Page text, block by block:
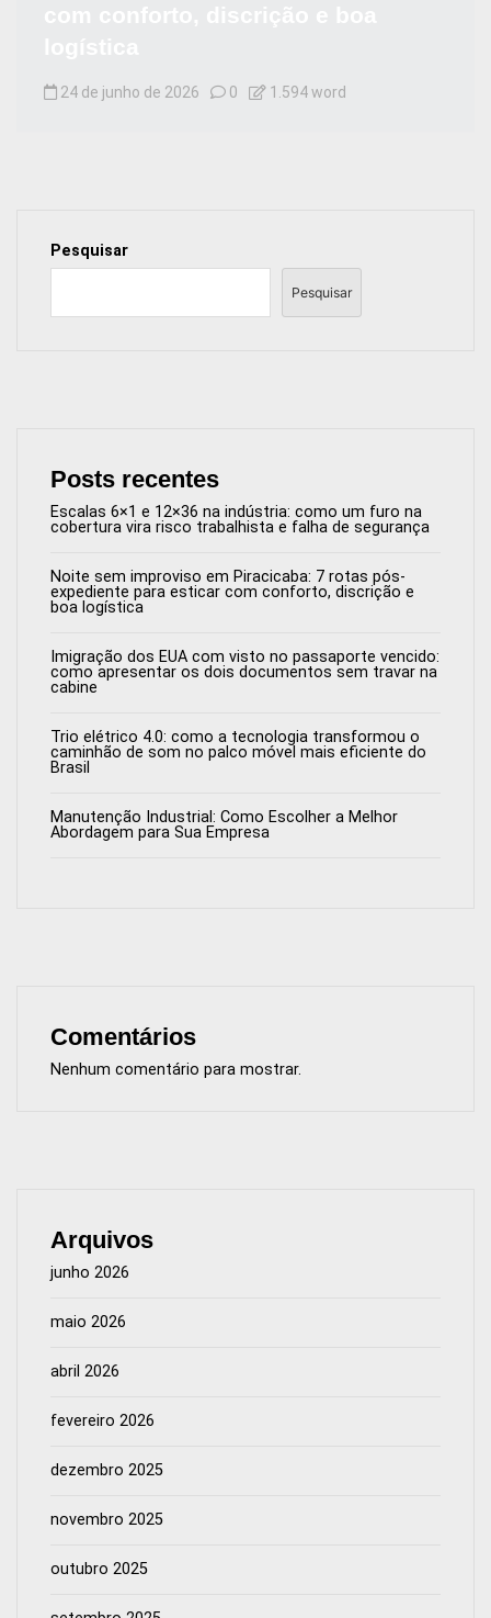
24 de junho de 2026 0 1.594 word
Pesquisar
Pesquisar
Posts recentes
Escalas 6×1 e 12×36 na indústria: como um furo na
cobertura vira risco trabalhista e falha de segurança
Noite sem improviso em Piracicaba: 7 rotas pós-
expediente para esticar com conforto, discrição e
boa logística
Imigração dos EUA com visto no passaporte vencido:
como apresentar os dois documentos sem travar na
cabine
Trio elétrico 4.0: como a tecnologia transformou o
caminhão de som no palco móvel mais eficiente do
Brasil
Manutenção Industrial: Como Escolher a Melhor
Abordagem para Sua Empresa
Comentários
Nenhum comentário para mostrar.
Arquivos
junho 2026
maio 2026
abril 2026
fevereiro 2026
dezembro 2025
novembro 2025
outubro 2025